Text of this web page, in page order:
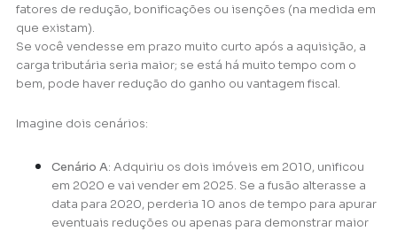
fatores de redução, bonificações ou isenções (na medida em
que existam).
Se você vendesse em prazo muito curto após a aquisição, a
carga tributária seria maior; se está há muito tempo com o
bem, pode haver redução do ganho ou vantagem fiscal.
Imagine dois cenários:
Cenário A: Adquiriu os dois imóveis em 2010, unificou
em 2020 e vai vender em 2025. Se a fusão alterasse a
data para 2020, perderia 10 anos de tempo para apurar
eventuais reduções ou apenas para demonstrar maior